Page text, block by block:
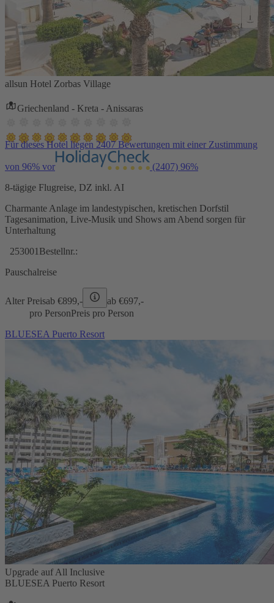
allsun Hotel Zorbas Village
Griechenland - Kreta - Anissaras
Für dieses Hotel liegen 2407 Bewertungen mit einer Zustimmung
von 96% vor (2407) 96%
8-tägige Flugreise, DZ inkl. AI
Charmante Anlage im landestypischen, kretischen Dorfstil
Tagesanimation, Live-Musik und Shows am Abend sorgen für
Unterhaltung
253001 Bestellnr.:
Pauschalreise
Alter Preisab €899,- ab €697,-
pro PersonPreis pro Person
BLUESEA Puerto Resort
Upgrade auf All Inclusive
BLUESEA Puerto Resort